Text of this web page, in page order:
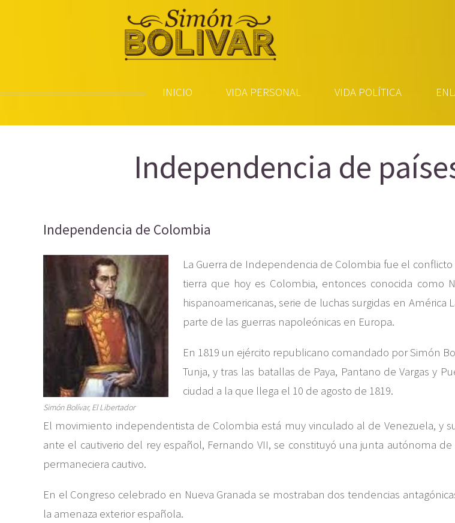
INICIO VIDA PERSONAL VIDA POLÍTICA
Independencia de
Independencia de Colombia
Simón Bolívar, El Libertador
La Guerra de Independencia de Colombia fue el
tierra que hoy es Colombia, entonces conocida como
hispanoamericanas, serie de luchas surgidas en
parte de las guerras napoleónicas en Europa.
En 1819 un ejército republicano comandado por Simón
Tunja, y tras las batallas de Paya, Pantano de Vargas y
ciudad a la que llega el 10 de agosto de 1819.
El movimiento independentista de Colombia está muy vinculado al de Venezuela, y
ante el cautiverio del rey español, Fernando VII, se constituyó una junta autónoma
permaneciera cautivo.
En el Congreso celebrado en Nueva Granada se mostraban dos tendencias
la amenaza exterior española.